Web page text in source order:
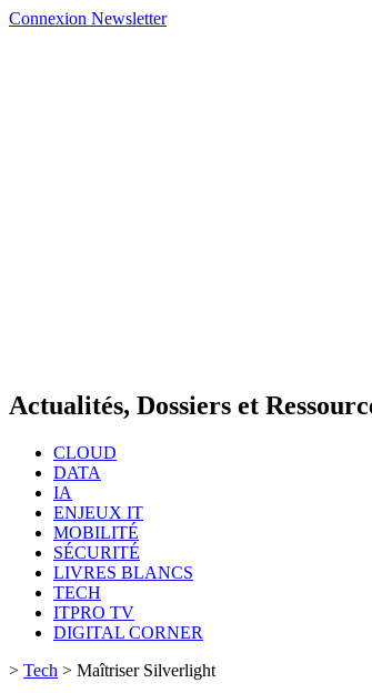
Connexion Newsletter
Actualités, Dossiers et
CLOUD
DATA
IA
ENJEUX IT
MOBILITÉ
SÉCURITÉ
LIVRES BLANCS
TECH
ITPRO TV
DIGITAL CORNER
> Tech > Maîtriser Silverlight